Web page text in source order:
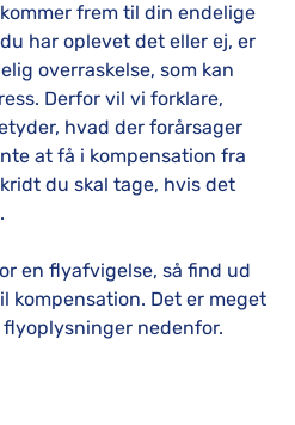
frem til din endelige
har oplevet det eller ej, er
overraskelse, som kan
Derfor vil vi forklare,
hvad der forårsager
at få i kompensation fra
du skal tage, hvis det
en flyafvigelse, så find ud
kompensation. Det er meget
nedenfor.